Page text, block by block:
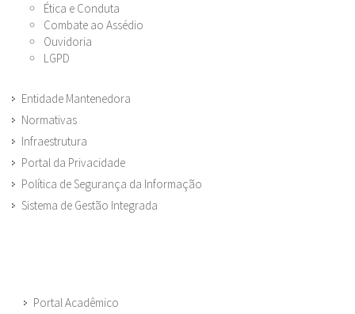
Ética e Conduta
Combate ao Assédio
Ouvidoria
LGPD
Entidade Mantenedora
Normativas
Infraestrutura
Portal da Privacidade
Política de Segurança da Informação
Sistema de Gestão Integrada
Portal Acadêmico